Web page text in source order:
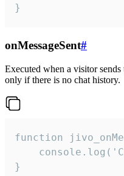
}
onMessageSent#
Executed when a visitor
only if there is no chat history.
function
}